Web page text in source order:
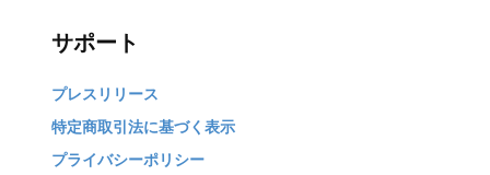
サポート
プレスリリース
特定商取引法に基づく表示
プライバシーポリシー